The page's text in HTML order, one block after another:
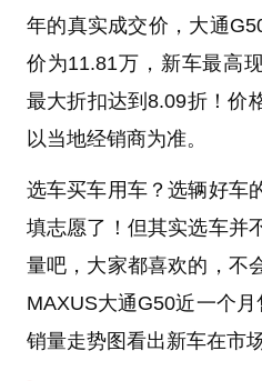
年的真实成交价，大通
价为11.81万，新车最高
最大折扣达到8.09折！价
以当地经销商为准。
选车买车用车？选辆好车
填志愿了！但其实选车并
量吧，大家都喜欢的，不
MAXUS大通G50近一个
销量走势图看出新车在市